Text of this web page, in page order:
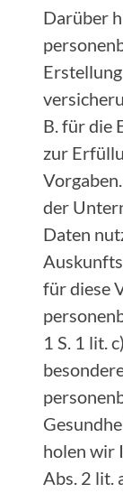
Darüber
B. für die
zur
der
Daten
für diese
1 S. 1 lit.
holen wir
Abs. 2 lit.